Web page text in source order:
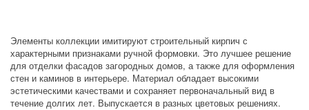
Элементы коллекции имитируют строительный кирпич с
характерными признаками ручной формовки. Это лучшее решение
для отделки фасадов загородных домов, а также для оформления
стен и каминов в интерьере. Материал обладает высокими
эстетическими качествами и сохраняет первоначальный вид в
течение долгих лет. Выпускается в разных цветовых решениях.